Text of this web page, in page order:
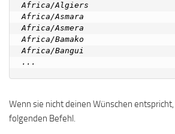
Africa/Algiers
Africa/Asmara
Africa/Asmera
Africa/Bamako
Africa/Bangui
Wenn sie nicht deinen Wünschen
folgenden Befehl.